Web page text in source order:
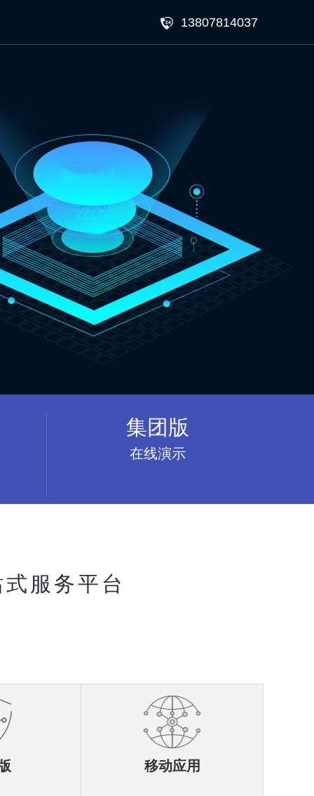
13807814037
集团版
在线演示
服务平台
移动应用